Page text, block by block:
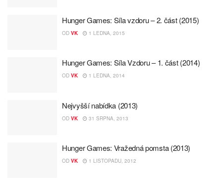
Hunger Games: Síla vzdoru – 2. část (2015)
OD VK 1 LEDNA, 2015
Hunger Games: Síla Vzdoru – 1. část (2014)
OD VK 1 LEDNA, 2014
Nejvyšší nabídka (2013)
OD VK 31 SRPNA, 2013
Hunger Games: Vražedná pomsta (2013)
OD VK 1 LISTOPADU, 2012